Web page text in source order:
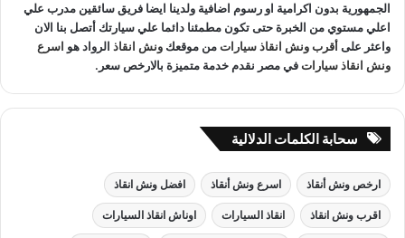
الجمهورية بدون اكرامية او رسوم اضافية ولدينا ايضا فريق سائقين مدرب علي
اعلي مستوي من الخبرة حتى تكون مطمئنا دائما علي سيارتك أتصل بنا الان
واعثر علىأقرب ونش انقاذ سياراتمن موقعك ونش انقاذ الرواد هو اسرع
ونش انقاذ سياراتفي مصر نقدم خدمة متميزة بالارخص سعر.
سحابة الكلمات الدلالية
ارخص ونش أنقاذ اسرع ونش أنقاذ افضل ونش انقاذ
اقرب ونش انقاذ انقاذ السيارات اوناش انقاذ السيارات